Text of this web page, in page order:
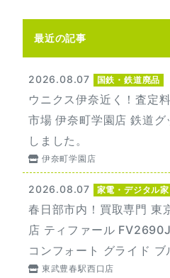
最近の記事
2026.08.07 国鉄・鉄道廃品
ウニクス伊奈近く！査定
市場 伊奈町学園店 鉄道グ
しました。
伊奈町学園店
2026.08.07 家電・デジタル
春日部市内！買取専門 東
店 ティファール
コンフォート グライド ブ
東武豊春駅西口店